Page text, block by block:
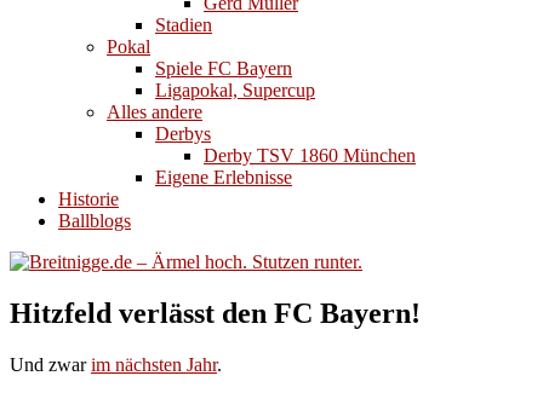
Stadien
Pokal
Spiele FC Bayern
Ligapokal, Supercup
Alles andere
Derbys
Derby TSV 1860 München
Eigene Erlebnisse
Historie
Ballblogs
Hitzfeld verlässt den FC Bayern!
Und zwarim nächsten Jahr.